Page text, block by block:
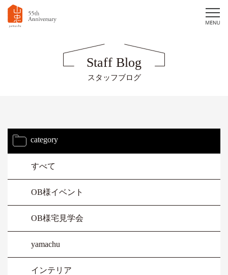
Staff Blog
スタッフブログ
category
すべて
OB様イベント
OB様宅見学会
yamachu
インテリア